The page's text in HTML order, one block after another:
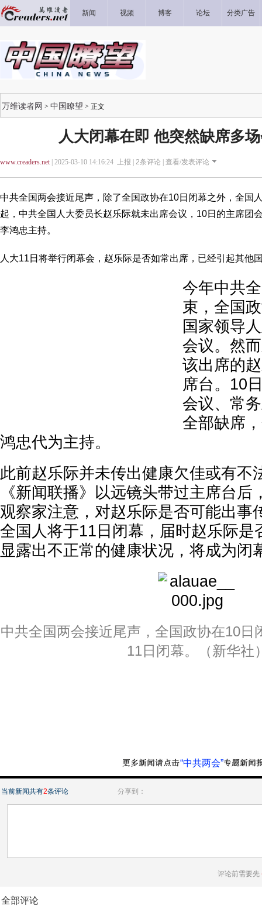
新闻 视频 博客 论坛 分类广告
万维读者网 > 中国瞭望 > 正文
人大闭幕在即 他突然缺席多
www.creaders.net| 2025-03-10 14:16:24 上报 | 2条评论 | 查看/发表评论
中共全国两会接近尾声，除了全国政协在10日闭幕之外，全国
起，中共全国人大委员长赵乐际就未出席会议，10日的主席团
李鸿忠主持。
人大11日将举行闭幕会，赵乐际是否如常出席，已经引起其他
今年中共
束，全国
国家领导
会议。然
该出席的
席台。10
会议、常
全部缺席
鸿忠代为主持。
此前赵乐际并未传出健康欠佳或有不
《新闻联播》以远镜头带过主席台
观察家注意，对赵乐际是否可能出事
全国人将于11日闭幕，届时赵乐际是
显露出不正常的健康状况，将成为闭
中共全国两会接近尾声，全国政协在10日
11日闭幕。（新华社
“中共两会”
当前新闻共有2条评论 分享到：
评论前需要先
全部评论